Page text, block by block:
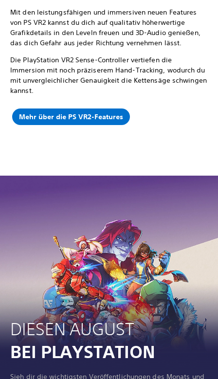
Mit den leistungsfähigen und immersiven neuen Features
von PS VR2 kannst du dich auf qualitativ höherwertige
Grafikdetails in den Leveln freuen und 3D-Audio genießen,
das dich Gefahr aus jeder Richtung vernehmen lässt.
Die PlayStation VR2 Sense-Controller vertiefen die
Immersion mit noch präziserem Hand-Tracking, wodurch du
mit unvergleichlicher Genauigkeit die Kettensäge schwingen
kannst.
Mehr über die PS VR2-Features
DIESEN AUGUST
BEI PLAYSTATION
Sieh dir die wichtigsten Veröffentlichungen des Monats und